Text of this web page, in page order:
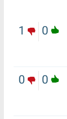
0
1
0
0